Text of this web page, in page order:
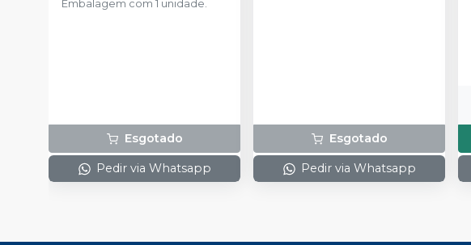
Embalagem com 1 unidade.
Esgotado
Pedir via Whatsapp
Esgotado
Pedir via Whatsapp